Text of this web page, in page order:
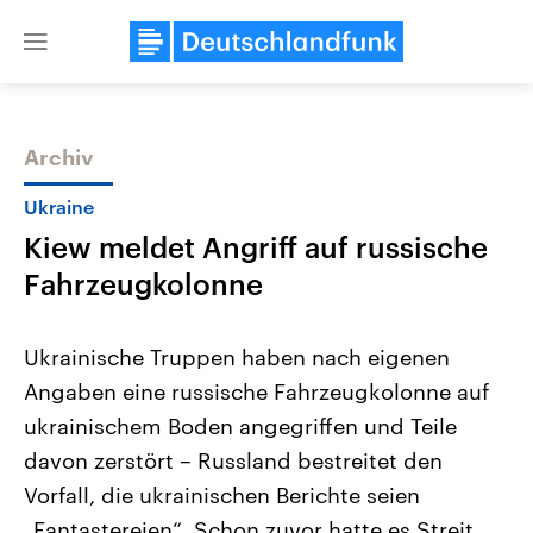
Close
Themen
USA
Aktuelle Beiträge, Analysen und
Hintergründe
Wirtschaftlich und militärisch
gehören die Vereinigten Staaten zu
den mächtigsten Ländern der Erde,
mit großem Einfluss auf das
Nahostkonflikt
Aktuelle Lage und
Der Überfall der
Terrororganisation Hamas
Oktober 2023 auf Israel
Region wieder die Gewalt
Israel möchte die Hamas
Archiv
Ukraine
Kiew meldet Angriff auf russische
Fahrzeugkolonne
Ukrainische Truppen haben nach eigenen
Angaben eine russische Fahrzeugkolonne auf
ukrainischem Boden angegriffen und Teile
davon zerstört – Russland bestreitet den
Vorfall, die ukrainischen Berichte seien